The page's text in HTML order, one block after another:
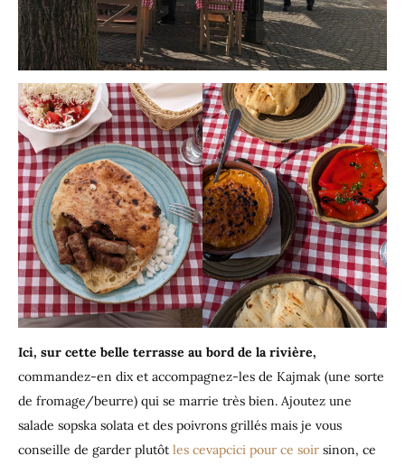
Ici, sur cette belle terrasse au bord de la rivière,
commandez-en dix et accompagnez-les de Kajmak (une sorte
de fromage/beurre) qui se marrie très bien. Ajoutez une
salade sopska solata et des poivrons grillés mais je vous
conseille de garder plutôt les cevapcici pour ce soir sinon, ce